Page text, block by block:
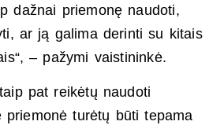
dažnai priemonę naudoti,
ar ją galima derinti su kitais
– pažymi vaistininkė.
pat reikėtų naudoti
priemonė turėtų būti tepama